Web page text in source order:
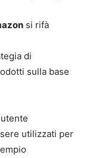
si rifà
di
sulla base
utilizzati per